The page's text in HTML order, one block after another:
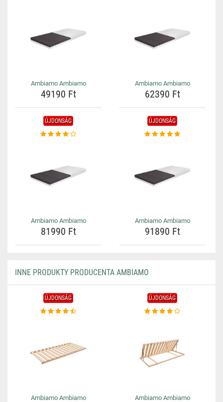
Ambiamo Ambiamo
49190 Ft
Ambiamo Ambiamo
62390 Ft
ÚJDONSÁG
Ambiamo Ambiamo
81990 Ft
ÚJDONSÁG
Ambiamo Ambiamo
91890 Ft
INNE PRODUKTY PRODUCENTA AMBIAMO
ÚJDONSÁG
Ambiamo Ambiamo
ÚJDONSÁG
Ambiamo Ambiamo